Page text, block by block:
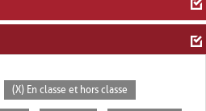
(X) En classe et hors classe